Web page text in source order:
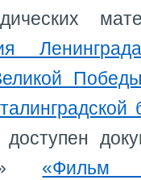
«Фильм